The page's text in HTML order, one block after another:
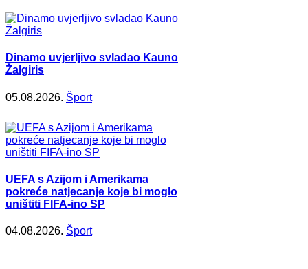
Dinamo uvjerljivo svladao Kauno
Žalgiris
05.08.2026. Šport
UEFA s Azijom i Amerikama
pokreće natjecanje koje bi moglo
uništiti FIFA-ino SP
04.08.2026. Šport